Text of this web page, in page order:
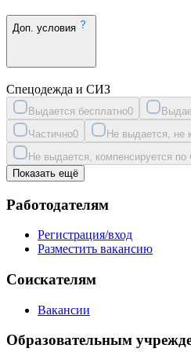
Доп. условия
Спецодежда и СИЗ
Выдается бесплатно0
Частично0 Не выдается, не
Не выдается, компенсируется по
Показать ещё
Работодателям
Регистрация/вход
Разместить вакансию
Соискателям
Вакансии
Образовательным